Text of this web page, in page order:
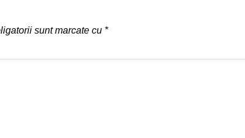
sunt marcate cu *